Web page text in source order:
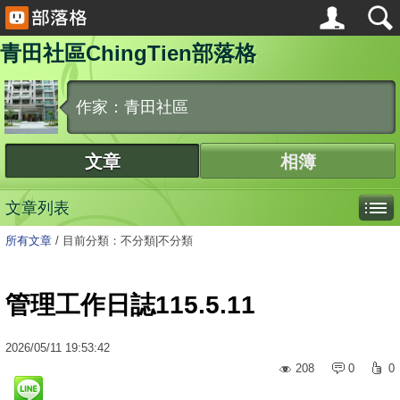
青田社區ChingTien部落格
作家：青田社區
文章 相簿
文章列表
所有文章 / 目前分類：不分類|不分類
管理工作日誌115.5.11
2026/05/11 19:53:42
208
0 0